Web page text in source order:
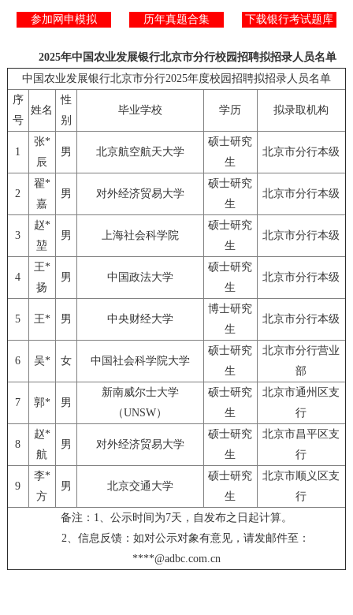
参加网申模拟 历年真题合集 下载银行考试题库
2025年中国农业发展银行北京市分行校园招聘拟招录人员名单
中国农业发展银行北京市分行2025年度校园招聘拟招录人员名单
序
号
姓名
性
别
毕业学校 学历 拟录取机构
1
张*
辰
男 北京航空航天大学
硕士研究
生
北京市分行本级
2
翟*
嘉
男 对外经济贸易大学
硕士研究
生
北京市分行本级
3
赵*
堃
男 上海社会科学院
硕士研究
生
北京市分行本级
4
王*
扬
男 中国政法大学
硕士研究
生
北京市分行本级
5 王* 男 中央财经大学
博士研究
生
北京市分行本级
6 吴* 女 中国社会科学院大学
硕士研究
生
北京市分行营业
部
7 郭* 男
新南威尔士大学
（UNSW）
硕士研究
生
北京市通州区支
行
8
赵*
航
男 对外经济贸易大学
硕士研究
生
北京市昌平区支
行
9
李*
方
男 北京交通大学
硕士研究
生
北京市顺义区支
行
备注：1、公示时间为7天，自发布之日起计算。
2、信息反馈：如对公示对象有意见，请发邮件至：
****@adbc.com.cn